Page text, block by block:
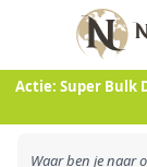
Actie: Super Bulk
Ga naar de